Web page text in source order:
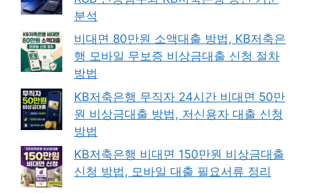
분석
비대면 80만원 소액대출 방법, KB저축은
행 모바일 무보증 비상금대출 신청 절차
방법
KB저축은행 무직자 24시간 비대면 50만
원 비상금대출 방법, 저신용자 대출 신청
방법
KB저축은행 비대면 150만원 비상금대출
신청 방법, 모바일 대출 필요서류 정리